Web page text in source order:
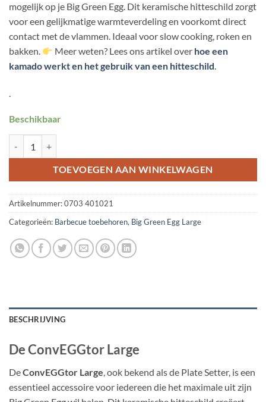
mogelijk op je Big Green Egg. Dit keramische hitteschild zorgt
voor een gelijkmatige warmteverdeling en voorkomt direct
contact met de vlammen. Ideaal voor slow cooking, roken en
bakken.
Meer weten? Lees ons artikel over hoe een
kamado werkt en het gebruik van een hitteschild.
.
Beschikbaar
TOEVOEGEN AAN WINKELWAGEN
Artikelnummer:0703 401021
Categorieën: Barbecue toebehoren, Big Green Egg Large
BESCHRIJVING
De ConvEGGtor Large
DeConvEGGtor Large, ook bekend als de Plate Setter, is een
essentieel accessoire voor iedereen die het maximale uit zijn